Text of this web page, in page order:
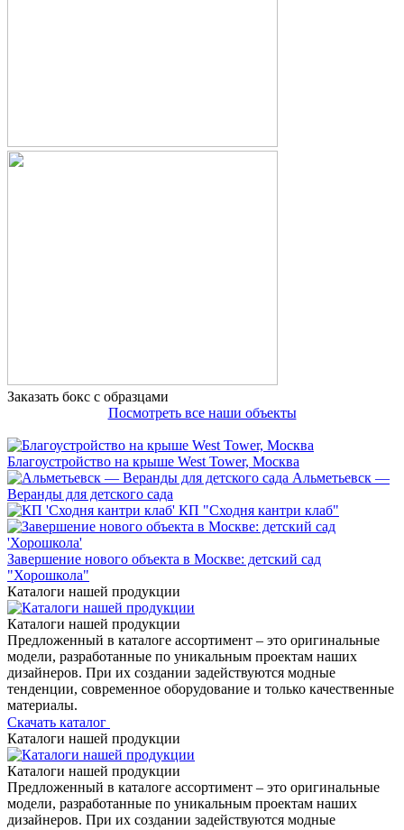
Заказать бокс с образцами
Посмотреть все наши объекты
Благоустройство на крыше West Tower, Москва
Альметьевск —
Веранды для детского сада
КП "Сходня кантри клаб"
Завершение нового объекта в Москве: детский сад
"Хорошкола"
Каталоги нашей продукции
Каталоги нашей продукции
Предложенный в каталоге ассортимент – это оригинальные
модели, разработанные по уникальным проектам наших
дизайнеров. При их создании задействуются модные
тенденции, современное оборудование и только качественные
материалы.
Скачать каталог
Каталоги нашей продукции
Каталоги нашей продукции
Предложенный в каталоге ассортимент – это оригинальные
модели, разработанные по уникальным проектам наших
дизайнеров. При их создании задействуются модные